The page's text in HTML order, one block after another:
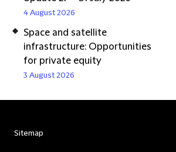
4 August 2026
Space and satellite
infrastructure: Opportunities
for private equity
3 August 2026
Sitemap